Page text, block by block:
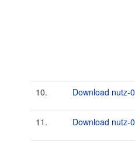
10. Download nutz-
11. Download nutz-